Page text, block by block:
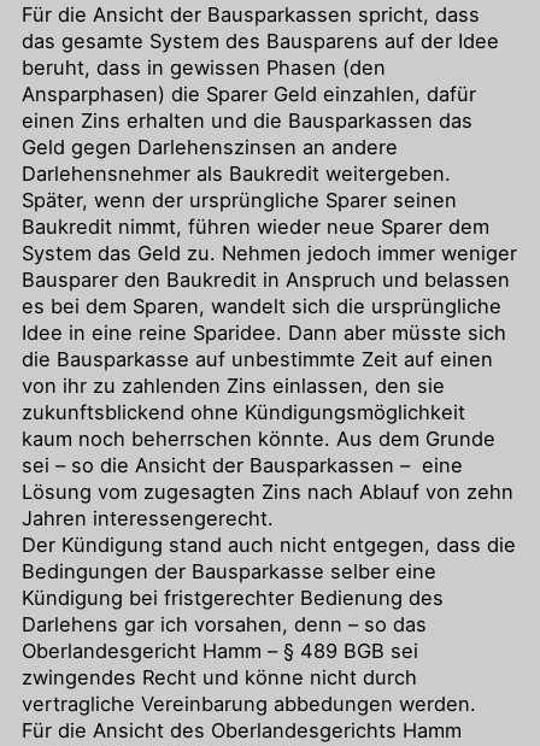
Für die Ansicht der Bausparkassen spricht, dass
das gesamte System des Bausparens auf der Idee
beruht, dass in gewissen Phasen (den
Ansparphasen) die Sparer Geld einzahlen, dafür
einen Zins erhalten und die Bausparkassen das
Geld gegen Darlehenszinsen an andere
Darlehensnehmer als Baukredit weitergeben.
Später, wenn der ursprüngliche Sparer seinen
Baukredit nimmt, führen wieder neue Sparer dem
System das Geld zu. Nehmen jedoch immer weniger
Bausparer den Baukredit in Anspruch und belassen
es bei dem Sparen, wandelt sich die ursprüngliche
Idee in eine reine Sparidee. Dann aber müsste sich
die Bausparkasse auf unbestimmte Zeit auf einen
von ihr zu zahlenden Zins einlassen, den sie
zukunftsblickend ohne Kündigungsmöglichkeit
kaum noch beherrschen könnte. Aus dem Grunde
sei – so die Ansicht der Bausparkassen – eine
Lösung vom zugesagten Zins nach Ablauf von zehn
Jahren interessengerecht.
Der Kündigung stand auch nicht entgegen, dass die
Bedingungen der Bausparkasse selber eine
Kündigung bei fristgerechter Bedienung des
Darlehens gar ich vorsahen, denn – so das
Oberlandesgericht Hamm – § 489 BGB sei
zwingendes Recht und könne nicht durch
vertragliche Vereinbarung abbedungen werden.
Für die Ansicht des Oberlandesgerichts Hamm